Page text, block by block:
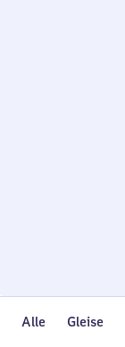
Alle Gleise